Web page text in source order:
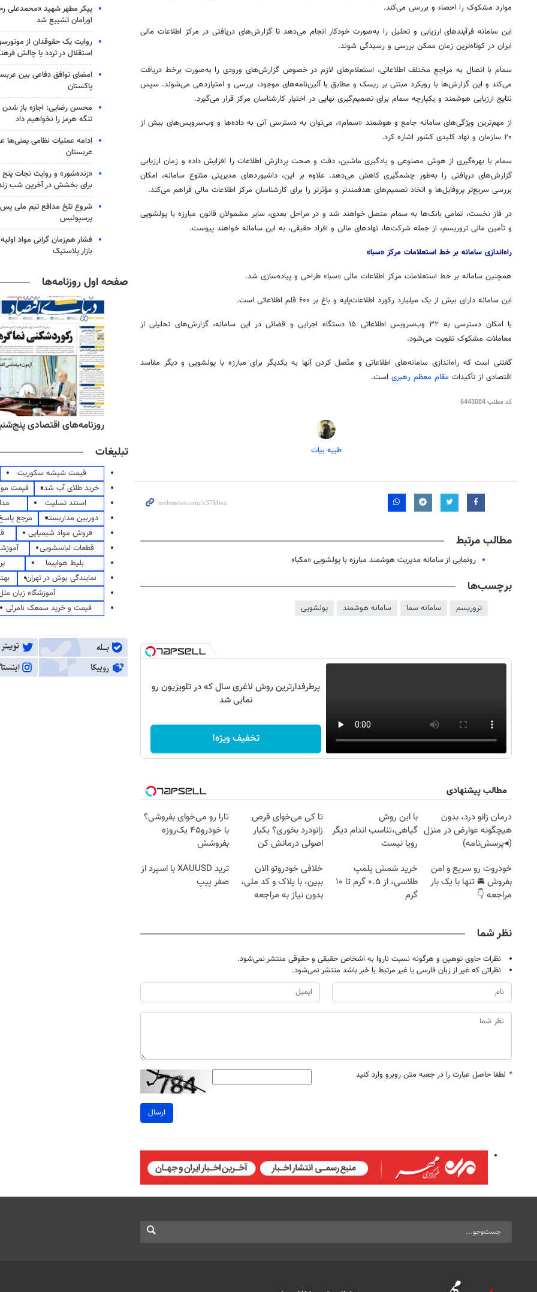
موارد مشکوک را احصاء و بررسی می‌کند.
این سامانه فرآیندهای ارزیابی و تحلیل را به‌صورت خودکار انجام می‌دهد تا گزارش‌های دریافتی در مرکز اطلاعات مالی
ایران در کوتاه‌ترین زمان ممکن بررسی و رسیدگی شوند.
سمام با اتصال به مراجع مختلف اطلاعاتی، استعلام‌های لازم در خصوص گزارش‌های ورودی را به‌صورت برخط دریافت
می‌کند و این گزارش‌ها با رویکرد مبتنی بر ریسک و مطابق با آئین‌نامه‌های موجود، بررسی و امتیازدهی می‌شوند. سپس
نتایج ارزیابی هوشمند و یکپارچه سمام برای تصمیم‌گیری نهایی در اختیار کارشناسان مرکز قرار می‌گیرد.
از مهم‌ترین ویژگی‌های سامانه جامع و هوشمند «سمام»، می‌توان به دسترسی آنی به داده‌ها و وب‌سرویس‌های بیش از
۲۰ سازمان و نهاد کلیدی کشور اشاره کرد.
سمام با بهره‌گیری از هوش مصنوعی و یادگیری ماشین، دقت و صحت پردازش اطلاعات را افزایش داده و زمان ارزیابی
گزارش‌های دریافتی را به‌طور چشمگیری کاهش می‌دهد. علاوه بر این، داشبوردهای مدیریتی متنوع سامانه، امکان
بررسی سریع‌تر پروفایل‌ها و اتخاذ تصمیم‌های هدفمندتر و مؤثرتر را برای کارشناسان مرکز اطلاعات مالی فراهم می‌کند.
در فاز نخست، تمامی بانک‌ها بهسمام متصل خواهند شد و در مراحل بعدی، سایر مشمولان قانون مبارزه با پولشویی
و تأمین مالی تروریسم، از جمله شرکت‌ها، نهادهای مالی و افراد حقیقی، به این سامانه خواهند پیوست.
راه‌اندازی سامانه بر خط استعلامات مرکز «سبا»
همچنین سامانه بر خط استعلامات مرکز اطلاعات مالی «سبا» طراحی و پیاده‌سازی شد.
این سامانه دارای بیش از یک میلیارد رکورد اطلاعات‌پایه و باغ بر ۶۰۰ قلم اطلاعاتی است.
با امکان دسترسی به ۳۲ وب‌سرویس اطلاعاتی ۱۵ دستگاه اجرایی و قضائی در این سامانه، گزارش‌های تحلیلی از
معاملات مشکوک تقویت می‌شود.
گفتنی است که راه‌اندازی سامانه‌های اطلاعاتی و متّصل کردن آنها به یکدیگر برای مبارزه با پولشوییو دیگر مفاسد
اقتصادی از تأکیدات مقام معظم رهبری است.
کد مطلب6443084
طیبه بیات
مطالب مرتبط
رونمایی از سامانه مدیریت هوشمند مبارزه با پولشویی «مکبا»
برچسب‌ها
تروریسم سامانه سما سامانه هوشمند پولشویی
پرطرفدارترین روش لاغری سال که در تلویزیون رو
نمایی شد
تخفیف ویژه!
مطالب پیشنهادی
درمان زانو درد، بدون
هیچگونه عوارض در منزل
(◂پرسش‌نامه)
با این روش
گیاهی،تناسب اندام دیگر
رویا نیست
تا کی می‌خوای قرص
زانودرد بخوری؟ یکبار
اصولی درمانش کن
تارا رو می‌خوای بفروشی؟
با خودرو۴۵ یک‌روزه
بفروشش
خودروت رو سریع و امن
بفروش 🚘 تنها با یک بار
مراجعه 👇
خرید شمش پلمپ
طلاسی، از ۰.۵ گرم تا ۱۰
گرم
خلافی خودروتو الان
ببین، با پلاک و کد ملی،
بدون نیاز به مراجعه
ترید XAUUSD با اسپرد از
صفر پیپ
نظر شما
نظرات حاوی توهین و هرگونه نسبت ناروا به اشخاص حقیقی و حقوقی منتشر نمی‌شود.
نظراتی که غیر از زبان فارسی یا غیر مرتبط با خبر باشد منتشر نمی‌شود.
* لطفا حاصل عبارت را در جعبه متن روبرو وارد کنید
ارسال
پیکر مطهر شهید «محمدعلی
اورامان تشییع شد
روایت یک حقوقدان از
استقلال در تردد یا چالش
امضای توافق دفاعی بین
پاکستان
محسن رضایی: اجازه باز
تنگه هرمز را نخواهیم داد
ادامه عملیات نظامی یمنی‌ها
عربستان
«زنده‌شور» و روایت نجات
برای بخشش در آخرین شب
شروع تلخ مدافع تیم ملی پس
پرسپولیس
فشار هم‌زمان گرانی مواد
بازار پلاستیک
صفحه اول روزنامه‌ها
روزنامه‌های اقتصادی پنج‌شنبه ۱۵ مرداد
تبلیغات
قیمت شیشه سکوریت
خرید طلای آب شده
قیمت
استند تسلیت
دوربین مداربسته
مرجع
فروش مواد شیمیایی
قطعات لباسشویی
بلیط هواپیما
نمایندگی بوش در تهران
آموزشگاه زبان
قیمت و خرید سمعک نامرئی